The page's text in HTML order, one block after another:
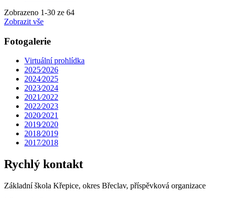
Zobrazeno 1-30 ze 64
Zobrazit vše
Fotogalerie
Virtuální prohlídka
2025⁄2026
2024⁄2025
2023⁄2024
2021⁄2022
2022⁄2023
2020⁄2021
2019⁄2020
2018⁄2019
2017⁄2018
Rychlý kontakt
Základní škola Křepice, okres Břeclav, příspěvková organizace